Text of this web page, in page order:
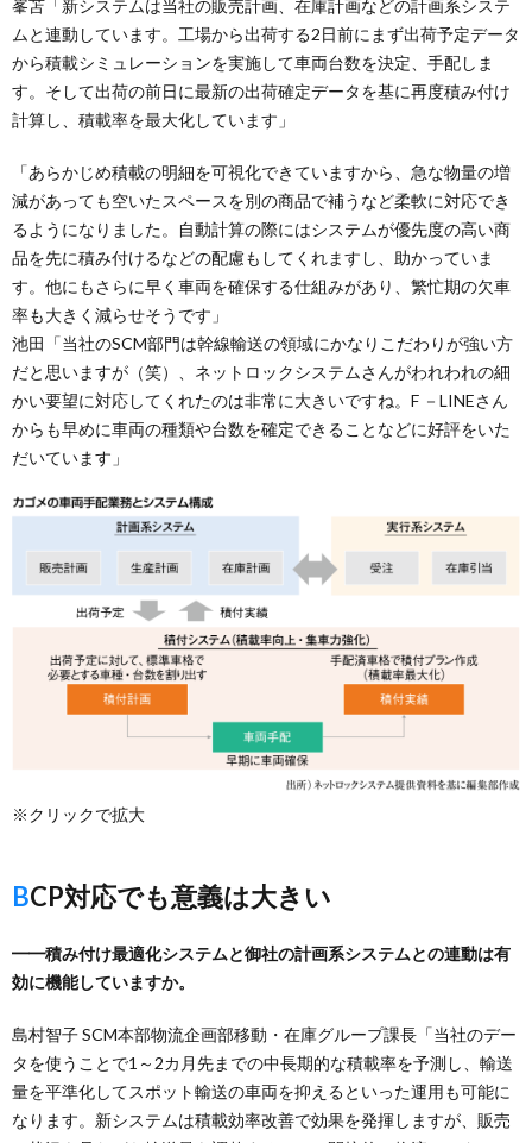
峯苫「新システムは当社の販売計画、在庫計画などの計画系システ
ムと連動しています。工場から出荷する2日前にまず出荷予定データ
から積載シミュレーションを実施して車両台数を決定、手配しま
す。そして出荷の前日に最新の出荷確定データを基に再度積み付け
計算し、積載率を最大化しています」
「あらかじめ積載の明細を可視化できていますから、急な物量の増
減があっても空いたスペースを別の商品で補うなど柔軟に対応でき
るようになりました。自動計算の際にはシステムが優先度の高い商
品を先に積み付けるなどの配慮もしてくれますし、助かっていま
す。他にもさらに早く車両を確保する仕組みがあり、繁忙期の欠車
率も大きく減らせそうです」
池田「当社のSCM部門は幹線輸送の領域にかなりこだわりが強い方
だと思いますが（笑）、ネットロックシステムさんがわれわれの細
かい要望に対応してくれたのは非常に大きいですね。F －LINEさん
からも早めに車両の種類や台数を確定できることなどに好評をいた
だいています」
※クリックで拡大
BCP対応でも意義は大きい
━━積み付け最適化システムと御社の計画系システムとの連動は有
効に機能していますか。
島村智子 SCM本部物流企画部移動・在庫グループ課長「当社のデー
タを使うことで1～2カ月先までの中長期的な積載率を予測し、輸送
量を平準化してスポット輸送の車両を抑えるといった運用も可能に
なります。新システムは積載効率改善で効果を発揮しますが、販売